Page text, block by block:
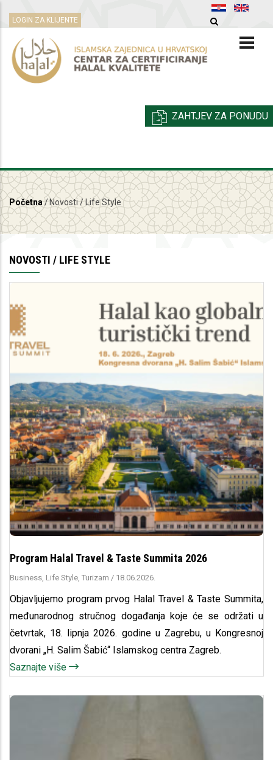
na
glavni
sadržaj
LOGIN ZA KLIJENTE
ZAHTJEV ZA PONUDU
Breadcrumb
Početna/Novosti / Life Style
NOVOSTI / LIFE STYLE
Program Halal Travel & Taste Summita 2026
Business, Life Style, Turizam / 18.06.2026.
Objavljujemo program prvog Halal Travel & Taste Summita,
međunarodnog stručnog događanja koje će se održati u
četvrtak, 18. lipnja 2026. godine u Zagrebu, u Kongresnoj
dvorani „H. Salim Šabić“ Islamskog centra Zagreb.
Saznajte više